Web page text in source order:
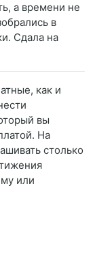
а времени не
в
Сдала на
как и
вы
На
столько
или